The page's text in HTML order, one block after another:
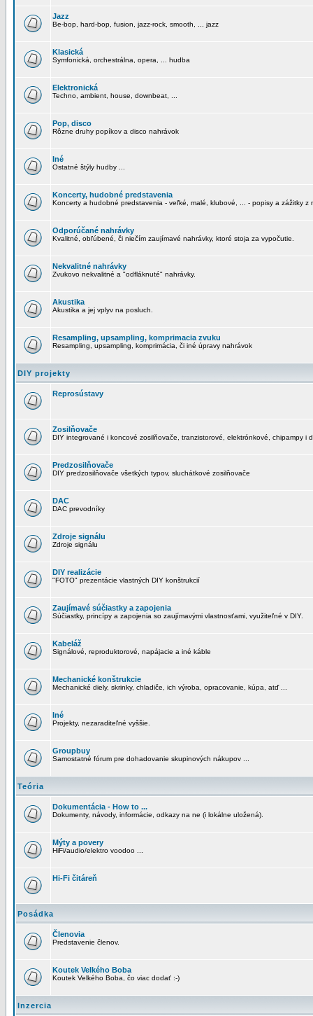
Jazz
Be-bop, hard-bop, fusion, jazz-rock, smooth, ... jazz
Klasická
Symfonická, orchestrálna, opera, ... hudba
Elektronická
Techno, ambient, house, downbeat, ...
Pop, disco
Rôzne druhy popíkov a disco nahrávok
Iné
Ostatné štýly hudby ...
Koncerty, hudobné predstavenia
Koncerty a hudobné predstavenia - veľké, malé, klubové, ... - popisy a zážitky z
Odporúčané nahrávky
Kvalitné, obľúbené, či niečím zaujímavé nahrávky, ktoré stoja za vypočutie.
Nekvalitné nahrávky
Zvukovo nekvalitné a "odfláknuté" nahrávky.
Akustika
Akustika a jej vplyv na posluch.
Resampling, upsampling, komprimacia zvuku
Resampling, upsampling, komprimácia, či iné úpravy nahrávok
DIY projekty
Reprosústavy
Zosilňovače
DIY integrované i koncové zosilňovače, tranzistorové, elektrónkové, chipampy i
Predzosilňovače
DIY predzosilňovače všetkých typov, sluchátkové zosilňovače
DAC
DAC prevodníky
Zdroje signálu
Zdroje signálu
DIY realizácie
"FOTO" prezentácie vlastných DIY konštrukcií
Zaujímavé súčiastky a zapojenia
Súčiastky, princípy a zapojenia so zaujímavými vlastnosťami, využiteľné v DIY.
Kabeláž
Signálové, reproduktorové, napájacie a iné káble
Mechanické konštrukcie
Mechanické diely, skrinky, chladiče, ich výroba, opracovanie, kúpa, atď ...
Iné
Projekty, nezaraditeľné vyššie.
Groupbuy
Samostatné fórum pre dohadovanie skupinových nákupov ...
Teória
Dokumentácia - How to ...
Dokumenty, návody, informácie, odkazy na ne (i lokálne uložená).
Mýty a povery
HiFi/audio/elektro voodoo ...
Hi-Fi čitáreň
Posádka
Členovia
Predstavenie členov.
Koutek Velkého Boba
Koutek Velkého Boba, čo viac dodať :-)
Inzercia